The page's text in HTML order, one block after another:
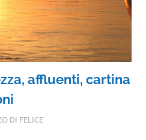
affluenti, cartina
DI FELICE